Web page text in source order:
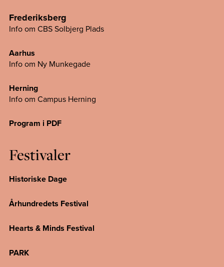
Frederiksberg
Info om CBS Solbjerg Plads
Aarhus
Info om Ny Munkegade
Herning
Info om Campus Herning
Program i PDF
Festivaler
Historiske Dage
Århundredets Festival
Hearts & Minds Festival
PARK